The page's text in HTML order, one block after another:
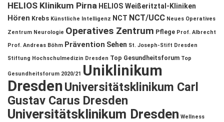
HELIOS Klinikum Pirna HELIOS Weißeritztal-Kliniken
Hören Krebs Künstliche Intelligenz NCT NCT/UCC Neues Operatives
Zentrum Neurologie Operatives Zentrum Pflege Prof. Albrecht
Prof. Andreas Böhm Prävention Sehen St. Joseph-Stift Dresden
Stiftung Hochschulmedizin Dresden Top Gesundheitsforum Top
Gesundheitsforum 2020/21 Uniklinikum
DresdenUniversitätsklinikum Carl
Gustav Carus Dresden
Universitätsklinikum Dresden Wellness